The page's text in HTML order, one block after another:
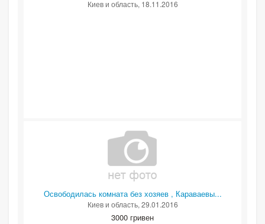
Киев и область, 18.11.2016
Освободилась комната без хозяев , Караваевы...
Киев и область, 29.01.2016
3000 гривен